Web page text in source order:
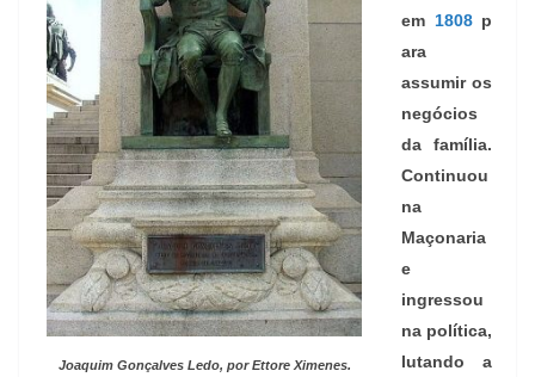
Joaquim Gonçalves Ledo, por Ettore Ximenes.
em 1808p
ara
assumir os
negócios
da família.
Continuou
na
Maçonaria
e
ingressou
na política,
lutando a